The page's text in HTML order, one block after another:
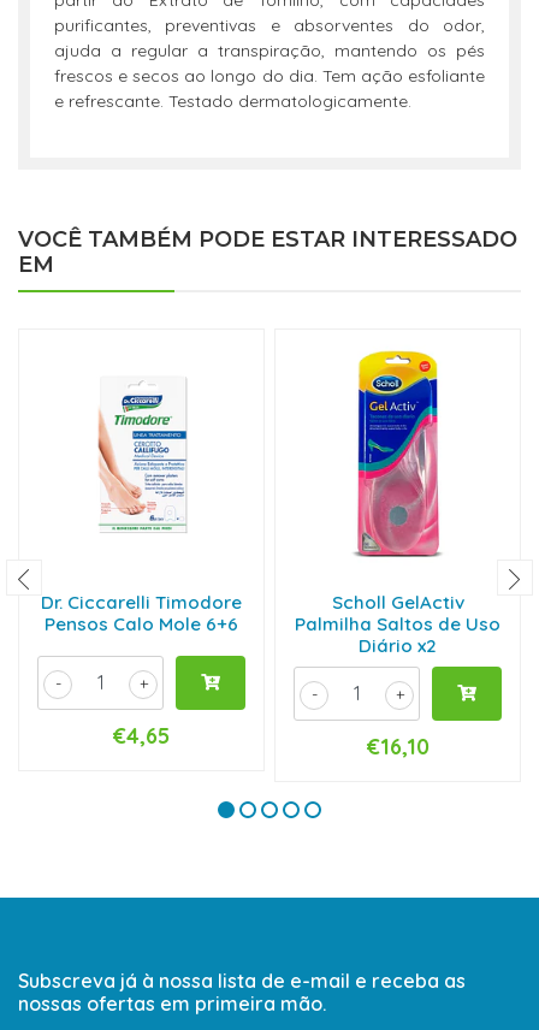
purificantes, preventivas e absorventes do odor,
ajuda a regular a transpiração, mantendo os pés
frescos e secos ao longo do dia. Tem ação esfoliante
e refrescante. Testado dermatologicamente.
VOCÊ TAMBÉM PODE ESTAR INTERESSADO
EM
Dr. Ciccarelli Timodore
Pensos Calo Mole 6+6
+
-
€4,65
Scholl GelActiv
Palmilha Saltos de Uso
Diário x2
+
-
€16,10
Subscreva já à nossa lista de e-mail e receba as
nossas ofertas em primeira mão.